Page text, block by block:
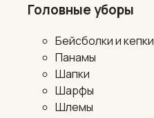
Головные уборы
Бейсболки и кепки
Панамы
Шапки
Шарфы
Шлемы